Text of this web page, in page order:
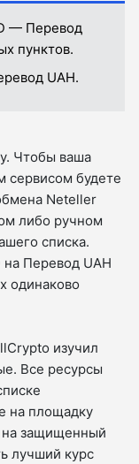
— Перевод
пунктов.
UAH.
Чтобы ваша
сервисом будете
Neteller
либо ручном
списка.
Перевод UAH
одинаково
изучил
Все ресурсы
на площадку
на защищенный
лучший курс